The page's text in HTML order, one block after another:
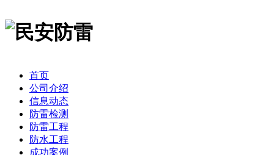
首页
公司介绍
信息动态
防雷检测
防雷工程
防水工程
成功案例